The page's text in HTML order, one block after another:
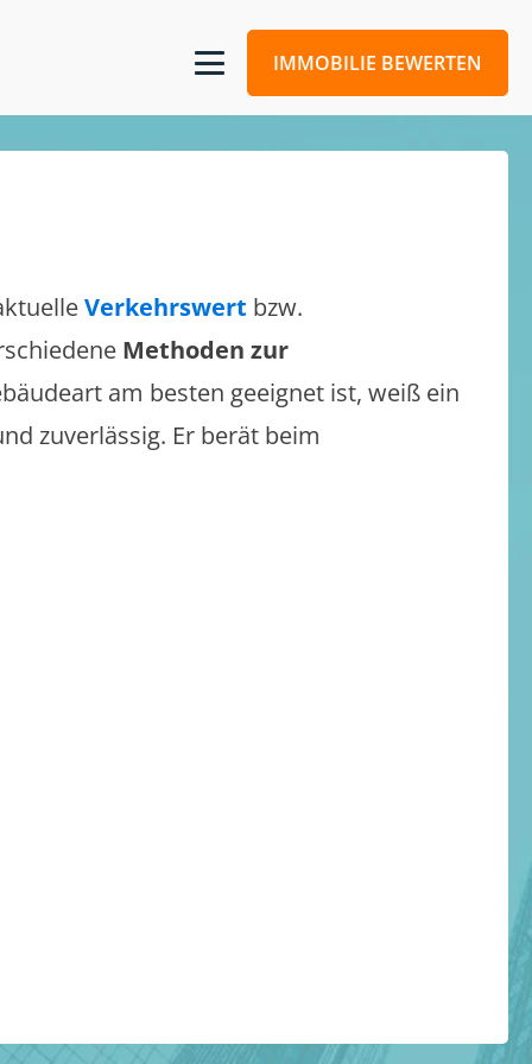
IMMOBILIE BEWERTEN
Verkehrswert bzw.
Methoden zur
am besten geeignet ist, weiß ein
zuverlässig. Er berät beim